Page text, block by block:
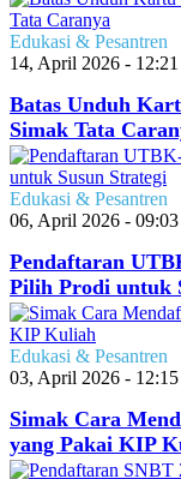
Edukasi & Pesantren
14, April 2026 -
Batas Unduh
Simak Tata
Edukasi & Pesantren
06, April 2026 -
Pendaftaran
Pilih Prodi untuk
Edukasi & Pesantren
03, April 2026 -
Simak Cara
yang Pakai KIP